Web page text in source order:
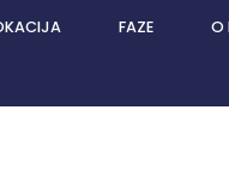
FAZE O